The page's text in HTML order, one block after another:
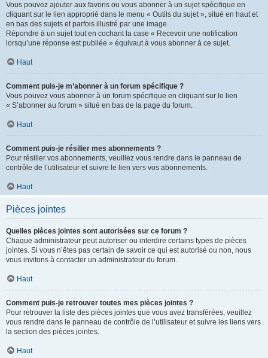
Vous pouvez ajouter aux favoris ou vous abonner à un sujet spécifique en
cliquant sur le lien approprié dans le menu « Outils du sujet », situé en haut et
en bas des sujets et parfois illustré par une image.
Répondre à un sujet tout en cochant la case « Recevoir une notification
lorsqu’une réponse est publiée » équivaut à vous abonner à ce sujet.
Haut
Comment puis-je m’abonner à un forum spécifique ?
Vous pouvez vous abonner à un forum spécifique en cliquant sur le lien
« S’abonner au forum » situé en bas de la page du forum.
Haut
Comment puis-je résilier mes abonnements ?
Pour résilier vos abonnements, veuillez vous rendre dans le panneau de
contrôle de l’utilisateur et suivre le lien vers vos abonnements.
Haut
Pièces jointes
Quelles pièces jointes sont autorisées sur ce forum ?
Chaque administrateur peut autoriser ou interdire certains types de pièces
jointes. Si vous n’êtes pas certain de savoir ce qui est autorisé ou non, nous
vous invitons à contacter un administrateur du forum.
Haut
Comment puis-je retrouver toutes mes pièces jointes ?
Pour retrouver la liste des pièces jointes que vous avez transférées, veuillez
vous rendre dans le panneau de contrôle de l’utilisateur et suivre les liens vers
la section des pièces jointes.
Haut